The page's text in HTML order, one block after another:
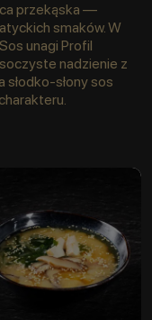
przekąska —
smaków. W
unagi Profil
nadzienie z
słodko-słony sos